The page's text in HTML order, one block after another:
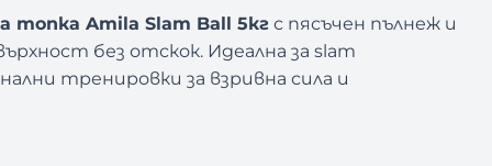
топка Amila Slam Ball 5кг с пясъчен пълнеж и
без отскок. Идеална за slam
тренировки за взривна сила и